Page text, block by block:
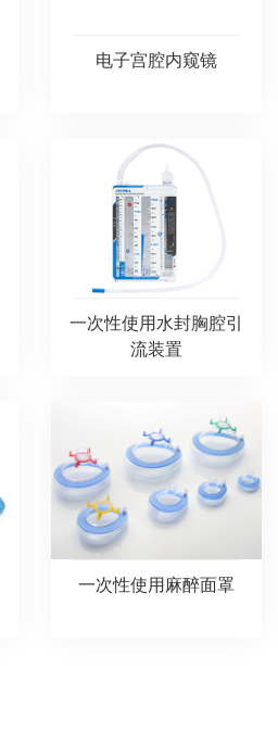
电子宫腔内窥镜
一次性使用水封胸腔引
流装置
一次性使用麻醉面罩